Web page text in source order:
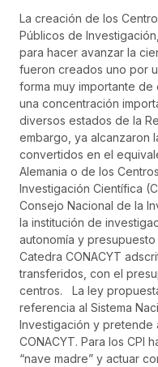
La creación de los
Públicos de
para hacer avanzar la
fueron creados uno por
forma muy importante
una concentración
diversos estados de la
embargo, ya alcanzaron
convertidos en el
Alemania o de los
Investigación Científica
Consejo Nacional de la
la institución de
autonomía y
Catedra CONACYT
transferidos, con el
centros. La ley
referencia al Sistema
Investigación y pretende
CONACYT. Para los CPI
“nave madre” y actuar